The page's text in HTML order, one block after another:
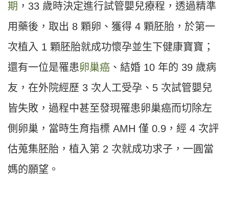
期 ，33 歲時決定進行試管嬰兒療程，透過精準
用藥後，取出 8 顆卵、獲得 4 顆胚胎，於第一
次植入 1 顆胚胎就成功懷孕並生下健康寶寶；
還有一位是罹患卵巢癌 、結婚 10 年的 39 歲病
友，在外院經歷 3 次人工受孕、5 次試管嬰兒
皆失敗，過程中甚至發現罹患卵巢癌而切除左
側卵巢，當時生育指標 AMH 僅 0.9，經 4 次評
估蒐集胚胎，植入第 2 次就成功求子，一圓當
媽的願望。